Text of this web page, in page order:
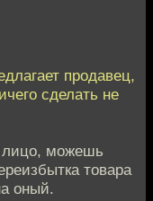
продавец,
сделать не
лицо, можешь
товара
оный.